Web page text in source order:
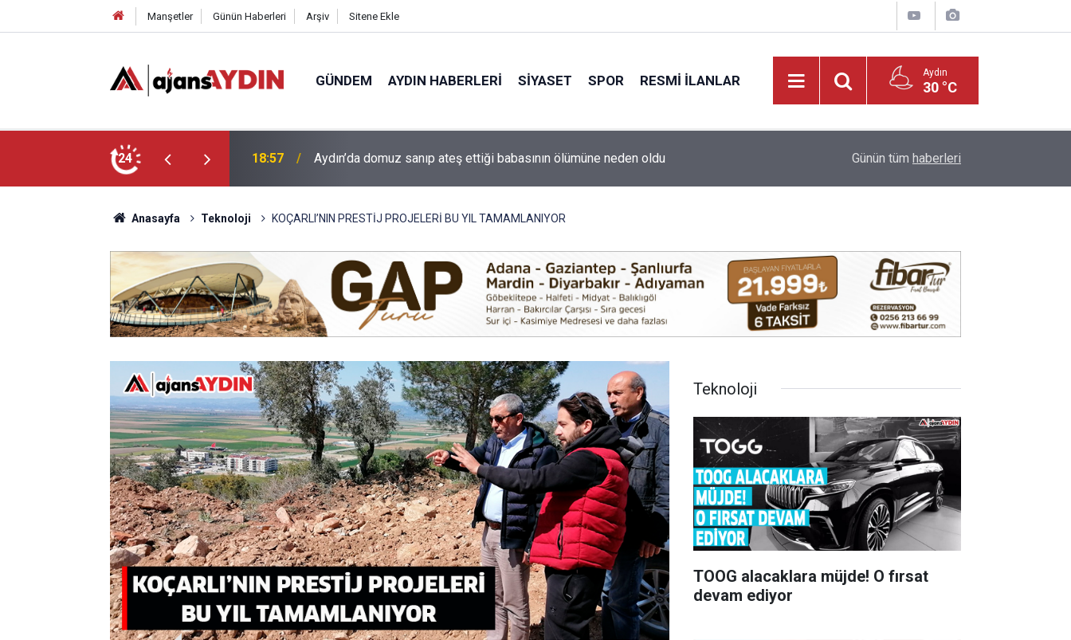
Manşetler Günün Haberleri Arşiv Sitene Ekle
GÜNDEM AYDIN HABERLERI SIYASET SPOR RESMI İLANLAR Aydın
30 °C
24
ölümüne neden oldu 18:13 Yeni Parti'nin Aydın kurucu yönetimi belli oldu Vali Varol, Adalet Bakan Yardımcısı Can Tuncay'ı
Günün tüm haberleri
Anasayfa Teknoloji KOÇARLI’NIN PRESTİJ PROJELERİ BU YIL TAMAMLANIYOR
Teknoloji
TOOG alacaklara müjde! O fırsat
devam ediyor